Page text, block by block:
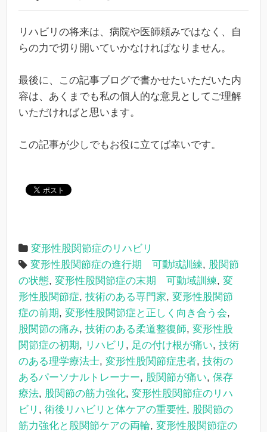
リハビリの将来は、病院や医師頼みではなく、自
らの力で切り開いていかなければなりません。
最後に、この記事ブログで書かせたいただいた内
容は、あくまでも私の個人的な意見としてご理解
いただければと思います。
この記事が少しでもお役に立てば幸いです。
変形性股関節症のリハビリ
変形性股関節症の進行期 可動域訓練, 股関節
の状態, 変形性股関節症の末期 可動域訓練, 変
形性股関節症, 技術のある専門家, 変形性股関節
症の前期, 変形性股関節症と正しく向き合う会,
股関節の痛み, 技術のある柔道整復師, 変形性股
関節症の初期, リハビリ , 足の付け根が痛い, 技術
のある理学療法士, 変形性股関節症患者, 技術の
あるパーソナルトレーナー, 股関節が痛い, 保存
療法, 股関節の筋力強化, 変形性股関節症のリハ
ビリ , 術後リハビリと体ケアの重要性, 股関節の
筋力強化と股関節ケアの両輪, 変形性股関節症の